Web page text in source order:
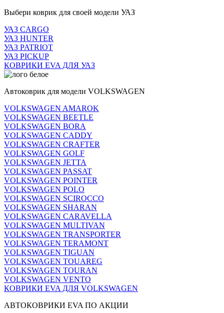
Выбери коврик для своей модели УАЗ
УАЗ CARGO
УАЗ HUNTER
УАЗ PATRIOT
УАЗ PICKUP
КОВРИКИ EVA ДЛЯ УАЗ
Автоковрик для модели VOLKSWAGEN
VOLKSWAGEN AMAROK
VOLKSWAGEN BEETLE
VOLKSWAGEN BORA
VOLKSWAGEN CADDY
VOLKSWAGEN CRAFTER
VOLKSWAGEN GOLF
VOLKSWAGEN JETTA
VOLKSWAGEN PASSAT
VOLKSWAGEN POINTER
VOLKSWAGEN POLO
VOLKSWAGEN SCIROCCO
VOLKSWAGEN SHARAN
VOLKSWAGEN CARAVELLA
VOLKSWAGEN MULTIVAN
VOLKSWAGEN TRANSPORTER
VOLKSWAGEN TERAMONT
VOLKSWAGEN TIGUAN
VOLKSWAGEN TOUAREG
VOLKSWAGEN TOURAN
VOLKSWAGEN VENTO
КОВРИКИ EVA ДЛЯ VOLKSWAGEN
АВТОКОВРИКИ EVA ПО АКЦИИ